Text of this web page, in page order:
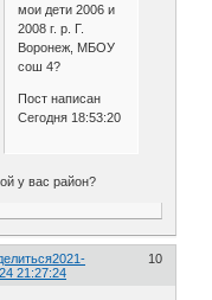
мои дети 2006 и
2008 г. р. Г.
Воронеж, МБОУ
сош 4?
Пост написан
Сегодня 18:53:20
у вас район?
10
2021-
21:27:24